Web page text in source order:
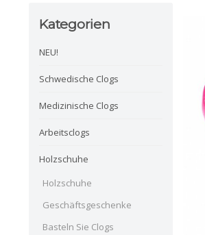
Kategorien
NEU!
Schwedische Clogs
Medizinische Clogs
Arbeitsclogs
Holzschuhe
Holzschuhe
Geschäftsgeschenke
Basteln Sie Clogs